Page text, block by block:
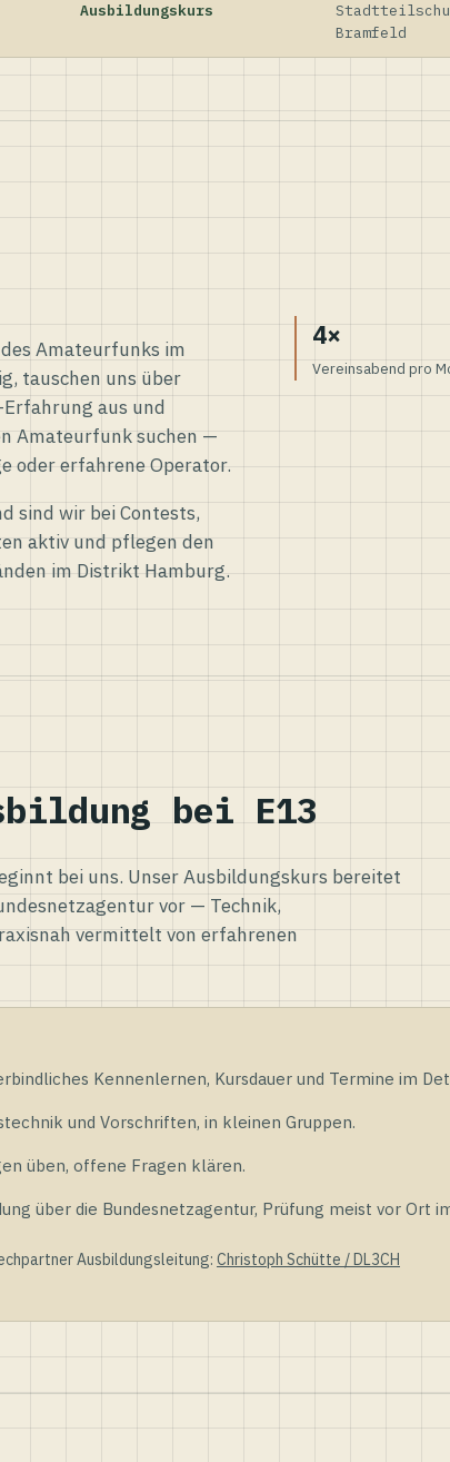
Ausbildungskurs
Bramfeld
Amateurfunks im
tauschen uns über
aus und
Amateurfunk suchen —
oder erfahrene Operator.
sind wir bei Contests,
aktiv und pflegen den
im Distrikt Hamburg.
4×
Vereinsabend pro
bei E13
bei uns. Unser Ausbildungskurs bereitet
vor — Technik,
vermittelt von erfahrenen
Kennenlernen, Kursdauer und Termine im
und Vorschriften, in kleinen Gruppen.
üben, offene Fragen klären.
über die Bundesnetzagentur, Prüfung meist vor Ort
Ausbildungsleitung: Christoph Schütte / DL3CH